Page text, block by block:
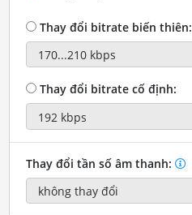
Thay đổi bitrate biến thiên:
Thay đổi bitrate cố định:
Thay đổi tần số âm thanh: